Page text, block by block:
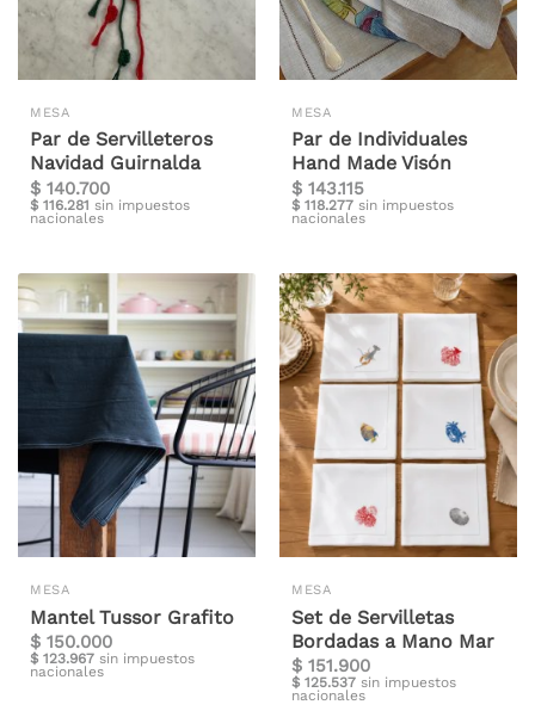
MESA
Par de Servilleteros
Navidad Guirnalda
$ 140.700
$ 116.281 sin impuestos
nacionales
MESA
Par de Individuales
Hand Made Visón
$ 143.115
$ 118.277 sin impuestos
nacionales
MESA
Mantel Tussor Grafito
$ 150.000
$ 123.967 sin impuestos
nacionales
MESA
Set de Servilletas
Bordadas a Mano Mar
$ 151.900
$ 125.537 sin impuestos
nacionales